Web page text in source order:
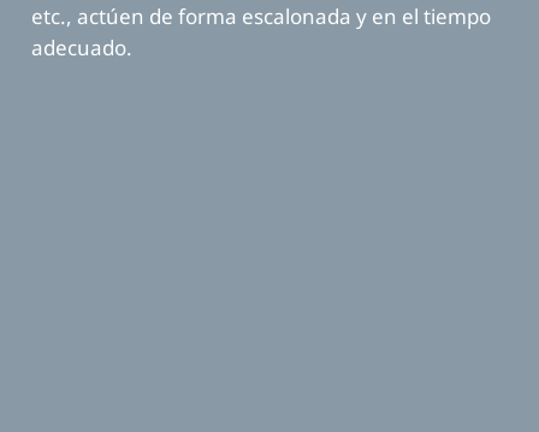
etc., actúen de forma escalonada y en el tiempo
adecuado.